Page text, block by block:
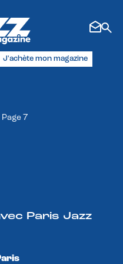
J'achète mon magazine
Page 7
Paris Jazz